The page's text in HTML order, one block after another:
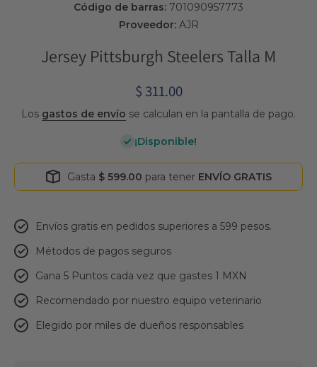
Código de barras: 701090957773
Proveedor:AJR
Jersey Pittsburgh Steelers Talla M
$ 311.00
Los gastos de envío se calculan en la pantalla de pago.
¡Disponible!
Gasta $ 599.00 para tener ENVÍO GRATIS
Envíos gratis en pedidos superiores a 599 pesos.
Métodos de pagos seguros
Gana 5 Puntos cada vez que gastes 1 MXN
Recomendado por nuestro equipo veterinario
Elegido por miles de dueños responsables